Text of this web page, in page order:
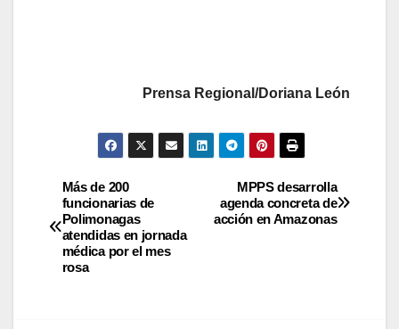
Prensa Regional/Doriana León
MPPS desarrolla
agenda concreta de
acción en Amazonas
Más de 200
funcionarias de
Polimonagas
atendidas en jornada
médica por el mes
rosa